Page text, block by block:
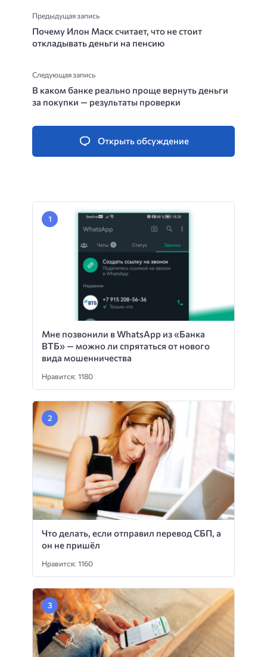
Предыдущая запись
Почему Илон Маск считает, что не стоит
откладывать деньги на пенсию
Следующая запись
В каком банке реально проще вернуть деньги
за покупки — результаты проверки
Открыть обсуждение
Мне позвонили в WhatsApp из «Банка
ВТБ» — можно ли спрятаться от нового
вида мошенничества
Нравится: 1180
Что делать, если отправил перевод СБП, а
он не пришёл
Нравится: 1160